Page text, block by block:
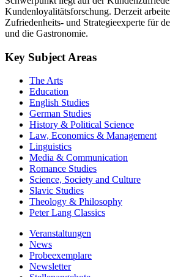
Kundenloyalitätsforschung. Derzeit
Zufriedenheits- und Strategieexperte für
und die Gastronomie.
Key Subject Areas
The Arts
Education
English Studies
German Studies
History & Political Science
Law, Economics & Management
Linguistics
Media & Communication
Romance Studies
Science, Society and Culture
Slavic Studies
Theology & Philosophy
Peter Lang Classics
Veranstaltungen
News
Probeexemplare
Newsletter